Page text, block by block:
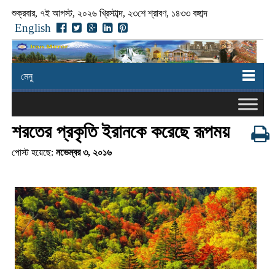
শুক্রবার, ৭ই আগস্ট, ২০২৬ খ্রিস্টাব্দ, ২৩শে শ্রাবণ, ১৪৩৩ বঙ্গাব্দ
English
মেনু
শরতের প্রকৃতি ইরানকে করেছে রূপময়
পোস্ট হয়েছে: নভেম্বর ৩, ২০১৬